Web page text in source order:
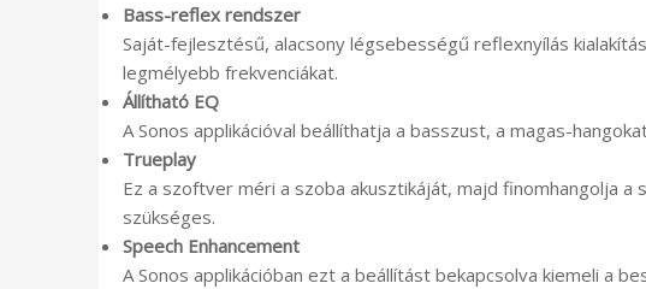
Bass-reflex rendszer
Saját-fejlesztésű, alacsony légsebességű reflexnyílás
legmélyebb frekvenciákat.
Állítható EQ
A Sonos applikációval beállíthatja a basszust, a magas-
Trueplay
Ez a szoftver méri a szoba akusztikáját, majd finomhangolja a
szükséges.
Speech Enhancement
A Sonos applikációban ezt a beállítást bekapcsolva kiemeli a